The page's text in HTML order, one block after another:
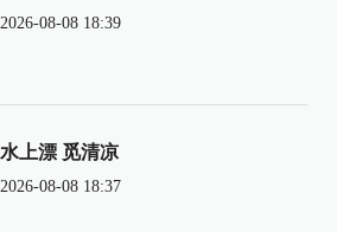
2026-08-08 18:39
水上漂 觅清凉
2026-08-08 18:37